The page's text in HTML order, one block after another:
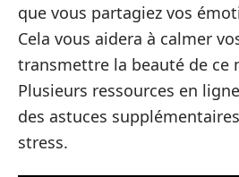
que vous partagiez vos
Cela vous aidera à calmer
transmettre la beauté de ce
Plusieurs ressources en
des astuces
stress.